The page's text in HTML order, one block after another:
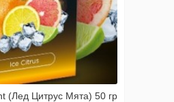
(Лед Цитрус Мята) 50 гр